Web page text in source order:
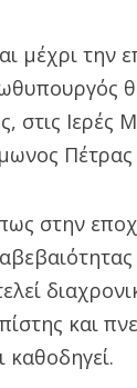
μέχρι την
στις Ιερές
στην
και
καθοδηγεί.